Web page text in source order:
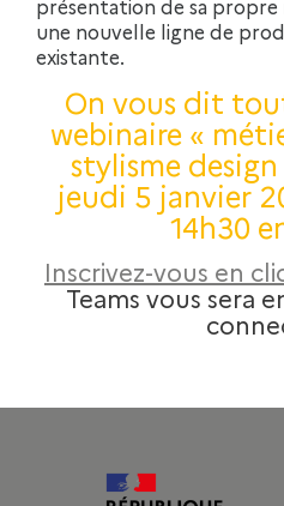
présentation de sa
une nouvelle ligne de
existante.
On vous dit
webinaire «
stylisme
jeudi 5 janvier
14h30
Inscrivez-vous en
Teams vous sera